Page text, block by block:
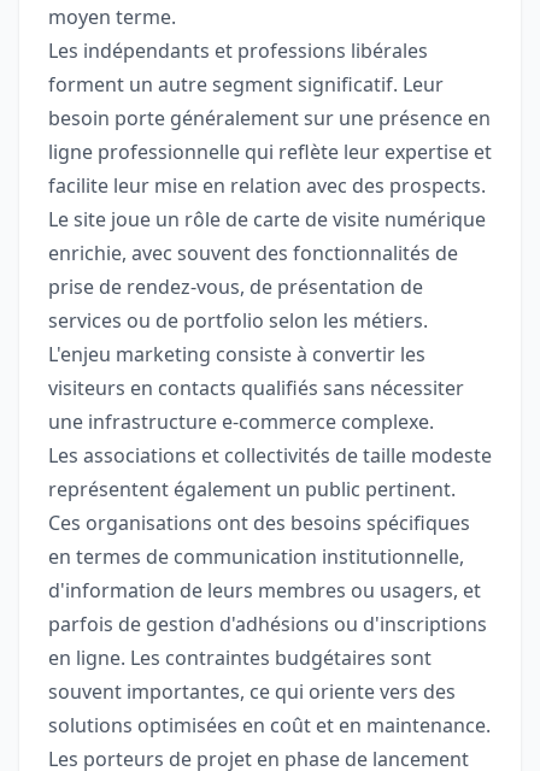
moyen terme.
Les indépendants et professions libérales
forment un autre segment significatif. Leur
besoin porte généralement sur une présence en
ligne professionnelle qui reflète leur expertise et
facilite leur mise en relation avec des prospects.
Le site joue un rôle de carte de visite numérique
enrichie, avec souvent des fonctionnalités de
prise de rendez-vous, de présentation de
services ou de portfolio selon les métiers.
L'enjeu marketing consiste à convertir les
visiteurs en contacts qualifiés sans nécessiter
une infrastructure e-commerce complexe.
Les associations et collectivités de taille modeste
représentent également un public pertinent.
Ces organisations ont des besoins spécifiques
en termes de communication institutionnelle,
d'information de leurs membres ou usagers, et
parfois de gestion d'adhésions ou d'inscriptions
en ligne. Les contraintes budgétaires sont
souvent importantes, ce qui oriente vers des
solutions optimisées en coût et en maintenance.
Les porteurs de projet en phase de lancement